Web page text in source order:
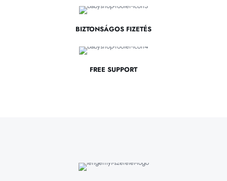
BIZTONSÁGOS FIZETÉS
FREE SUPPORT